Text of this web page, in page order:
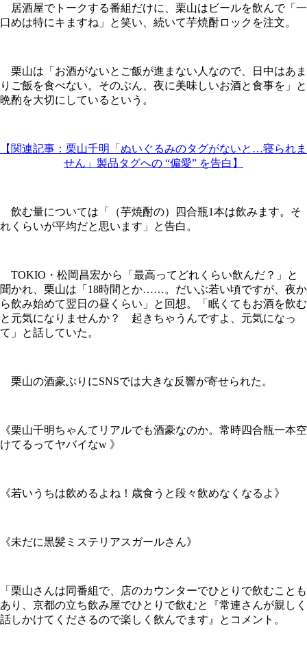
居酒屋でトークする番組だけに、栗山はビールを飲んで「一
口めは特にキますね」と笑い、続いて芋焼酎ロックを注文。
栗山は「お酒がないとご飯が進まない人なので、日中はあま
りご飯を食べない。そのぶん、夜に美味しいお酒と食事を」と
晩酌を大切にしているという。
【関連記事：栗山千明「ぬいぐるみのタグがないと…寝られま
せん」製品タグへの “偏愛” を告白】
飲む量については「（芋焼酎の）四合瓶1本は飲みます。そ
れくらいが平均だと思います」と告白。
TOKIO・松岡昌宏から「最高ってどれくらい飲んだ？」と
聞かれ、栗山は「18時間とか……。だいぶ若い頃ですが、夜か
ら飲み始めて翌日の昼くらい」と回想。「眠くてもお酒を飲む
と元気になりませんか？ 起きちゃうんですよ、元気になっ
て」と話していた。
栗山の酒豪ぶりにSNSでは大きな反響が寄せられた。
《栗山千明ちゃんてリアルでも酒豪なのか。常時四合瓶一本空
けてるってヤバイなw 》
《若いうちは飲めるよね！歳食うと段々飲めなくなるよ》
《未だに黒髪ミステリアスガールさん》
「栗山さんは同番組で、店のカウンターでひとりで飲むことも
あり、京都の立ち飲み屋でひとりで飲むと『常連さんが親しく
話しかけてくださるので楽しく飲んでます』とコメント。